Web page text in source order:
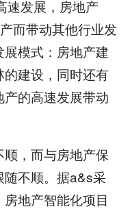
发展，房地产
而带动其他行业发
模式：房地产建
建设，同时还有
的高速发展带动
，而与房地产保
不顺。据a&s采
地产智能化项目